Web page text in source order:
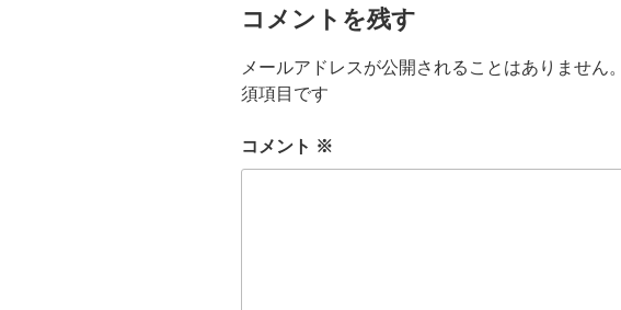
コメントを残す
メールアドレスが公開されることはありません。
須項目です
コメント ※